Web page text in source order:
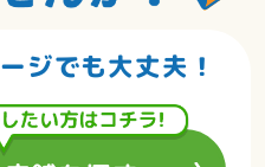
ジでも大丈夫！